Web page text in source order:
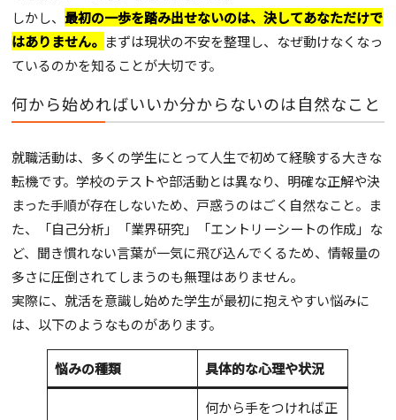
しかし、最初の一歩を踏み出せないのは、決してあなただけで
はありません。 まずは現状の不安を整理し、なぜ動けなくなっ
ているのかを知ることが大切です。
何から始めればいいか分からないのは自然なこと
就職活動は、多くの学生にとって人生で初めて経験する大きな
転機です。学校のテストや部活動とは異なり、明確な正解や決
まった手順が存在しないため、戸惑うのはごく自然なこと。ま
た、「自己分析」「業界研究」「エントリーシートの作成」な
ど、聞き慣れない言葉が一気に飛び込んでくるため、情報量の
多さに圧倒されてしまうのも無理はありません。
実際に、就活を意識し始めた学生が最初に抱えやすい悩みに
は、以下のようなものがあります。
悩みの種類 具体的な心理や状況
何から手をつければ正